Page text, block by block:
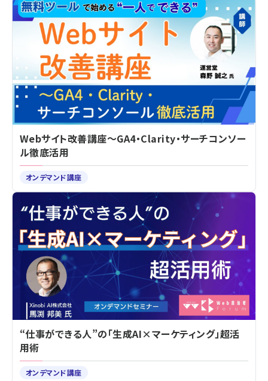
Webサイト改善講座～GA4・Clarity・サーチコンソー
ル徹底活用
オンデマンド講座
“仕事ができる人”の「生成AI×マーケティング」超活
用術
オンデマンド講座